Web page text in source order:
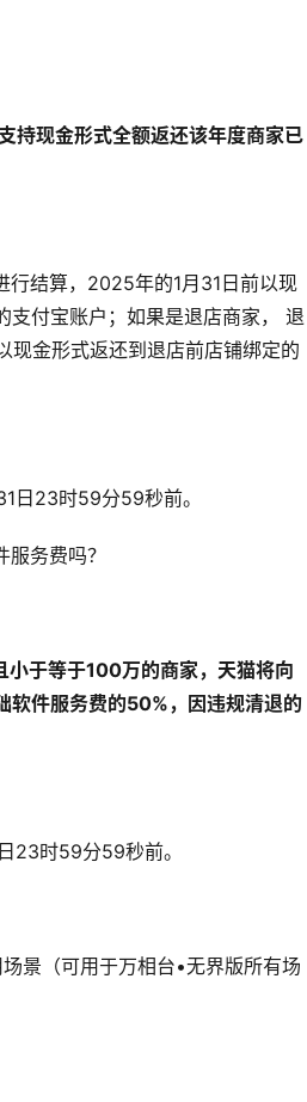
持现金形式全额返还该年度商家已
行结算，2025年的1月31日前以现
付宝账户；如果是退店商家， 退
现金形式返还到退店前店铺绑定的
日23时59分59秒前。
务费吗？
于等于100万的商家，天猫将向
软件服务费的50%，因违规清退的
23时59分59秒前。
景（可用于万相台•无界版所有场